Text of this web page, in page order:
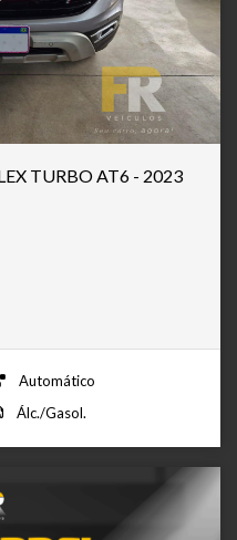
VOLCANO 1.3 FLEX TURBO AT6 - 2023
Automático
Álc./Gasol.